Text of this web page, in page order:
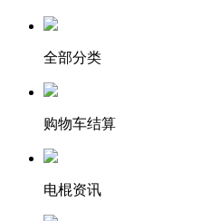
全部分类
购物车结算
电棍资讯